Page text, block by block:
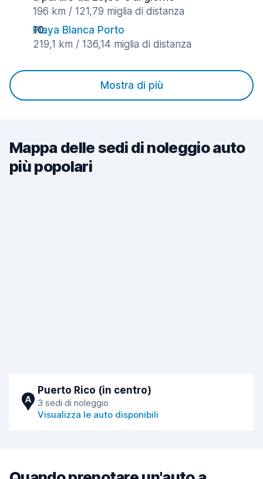
196 km / 121,79 miglia di distanza
Playa Blanca Porto
219,1 km / 136,14 miglia di distanza
Mostra di più
Mappa delle sedi di noleggio auto
più popolari
A
Puerto Rico (in centro)
3 sedi di noleggio
Visualizza le auto disponibili